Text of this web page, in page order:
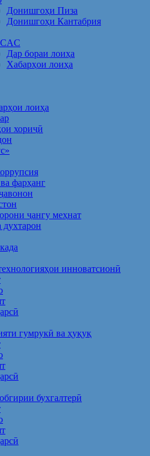
Донишгоҳи Пиза
Донишгоҳи Кантабрия
Дар бораи лоиҳа
Хабарҳои лоиҳа
лоиҳа
хориҷӣ
фарҳанг
ҷангу меҳнат
инноватсионӣ
гумрукӣ ва ҳуқуқ
бухгалтерӣ